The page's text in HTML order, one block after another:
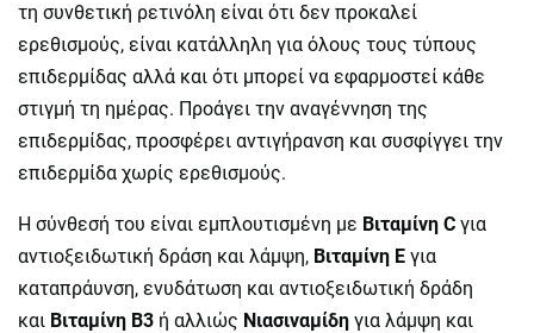
τη συνθετική ρετινόλη είναι ότι δεν προκαλεί
ερεθισμούς, είναι κατάλληλη για όλους τους τύπους
επιδερμίδας αλλά και ότι μπορεί να εφαρμοστεί κάθε
στιγμή τη ημέρας. Προάγει την αναγέννηση της
επιδερμίδας, προσφέρει αντιγήρανση και συσφίγγει την
επιδερμίδα χωρίς ερεθισμούς.
Η σύνθεσή του είναι εμπλουτισμένη με Βιταμίνη C για
αντιοξειδωτική δράση και λάμψη, Βιταμίνη Ε για
καταπράυνση, ενυδάτωση και αντιοξειδωτική δράδη
και Βιταμίνη Β3 ή αλλιώς Νιασιναμίδη για λάμψη και